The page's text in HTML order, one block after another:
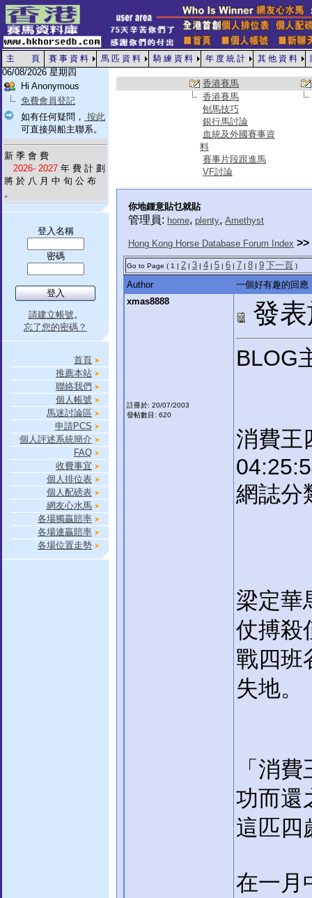
主 頁 賽 事 資 料 馬 匹 資 料 騎 練 資 料 年 度 統 計 其 他 資 料
06/08/2026 星期四
Hi Anonymous
免費會員登記
如有任何疑問， 按此
可直接與船主聯系。
新 季 會 費
2026- 2027 年 費 計 劃
將 於 八 月 中 旬 公 布
。
登入名稱
密碼
請建立帳號。
忘了您的密碼？
首頁
推薦本站
聯絡我們
個人帳號
馬迷討論區
申請PCS
個人評述系統簡介
FAQ
收費事宜
個人排位表
個人配磅表
網友心水馬
各場獨贏賠率
各場連贏賠率
各場位置走勢
香港賽馬
香港賽馬
刨馬技巧
銀行馬討論
血統及外國賽事資
料
賽事片段跟進馬
VF討論
你地鍾意貼乜就貼
管理員: home, plenty, Amethyst
Hong Kong Horse Database Forum Index >>
Go to Page ( 1 | 2 | 3 | 4 | 5 | 6 | 7 | 8 | 9 下一頁 )
Author
一個好有趣的回應
xmas8888
註冊於: 20/07/2003
發帖數目: 620
發
BLOG
消費王
網誌分
梁定華
仗搏殺
戰四班
失地。
「消
功而還
這匹四
在一月